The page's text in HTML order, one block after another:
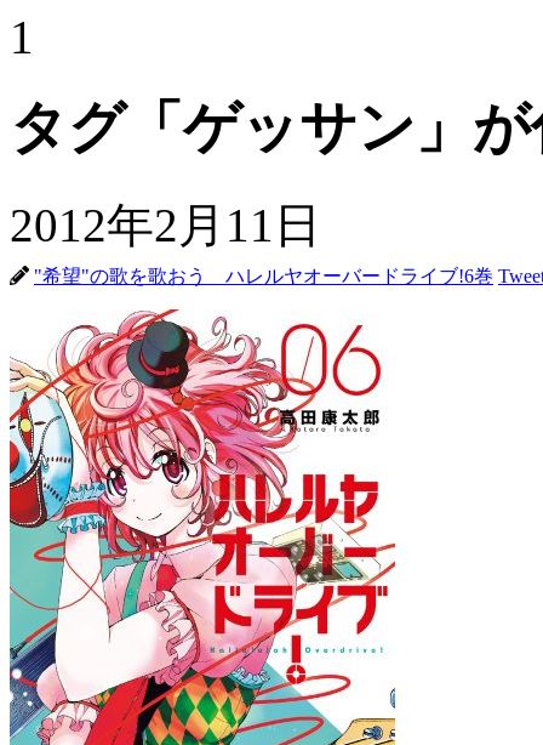
1
タグ「ゲッサン」
2012年2月11日
"希望"の歌を歌おう ハレルヤオーバードライブ!6巻